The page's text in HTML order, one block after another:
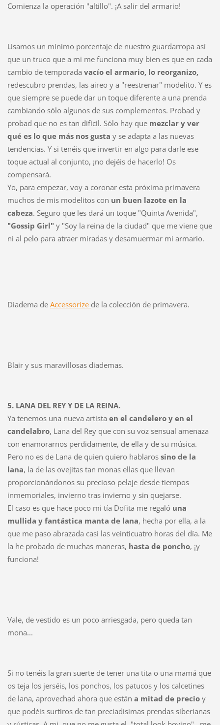
Comienza la operación "altillo". ¡A salir del armario!
Usamos un mínimo porcentaje de nuestro guardarropa así
que un truco que a mi me funciona muy bien es que en cada
cambio de temporada vacío el armario, lo reorganizo,
redescubro prendas, las aireo y a "reestrenar" modelito. Y es
que siempre se puede dar un toque diferente a una prenda
cambiando sólo algunos de sus complementos. Probad y
probad que no es tan difícil. Sólo hay que mezclar y ver
qué es lo que más nos gusta y se adapta a las nuevas
tendencias. Y si tenéis que invertir en algo para darle ese
toque actual al conjunto, ¡no dejéis de hacerlo! Os
compensará.
Yo, para empezar, voy a coronar esta próxima primavera
muchos de mis modelitos con un buen lazote en la
cabeza. Seguro que les dará un toque "Quinta Avenida",
"Gossip Girl" y "Soy la reina de la ciudad" que me viene que
ni al pelo para atraer miradas y desamuermar mi armario.
Diadema de Accessorize de la colección de primavera.
Blair y sus maravillosas diademas.
5. LANA DEL REY Y DE LA REINA.
Ya tenemos una nueva artista en el candelero y en el
candelabro, Lana del Rey que con su voz sensual amenaza
con enamorarnos perdidamente, de ella y de su música.
Pero no es de Lana de quien quiero hablaros sino de la
lana, la de las ovejitas tan monas ellas que llevan
proporcionándonos su precioso pelaje desde tiempos
inmemoriales, invierno tras invierno y sin quejarse.
El caso es que hace poco mi tía Dofita me regalóuna
mullida y fantástica manta de lana, hecha por ella, a la
que me paso abrazada casi las veinticuatro horas del día. Me
la he probado de muchas maneras, hasta de poncho, ¡y
funciona!
Vale, de vestido es un poco arriesgada, pero queda tan
mona...
Si no tenéis la gran suerte de tener una tita o una mamá que
os teja los jerséis, los ponchos, los patucos y los calcetines
de lana, aprovechad ahora que están a mitad de precioy
que podéis surtiros de tan preciadísimas prendas siberianas